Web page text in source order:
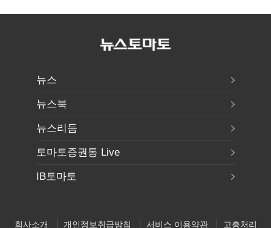
뉴스
뉴스북
뉴스리듬
토마토증권통 Live
IB토마토
회사소개 개인정보취급방침 서비스 이용약관 고충처리